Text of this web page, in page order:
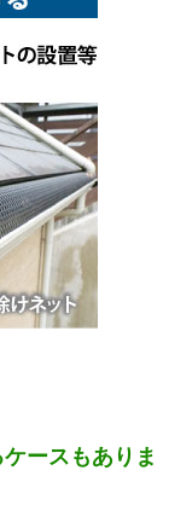
ースもありま